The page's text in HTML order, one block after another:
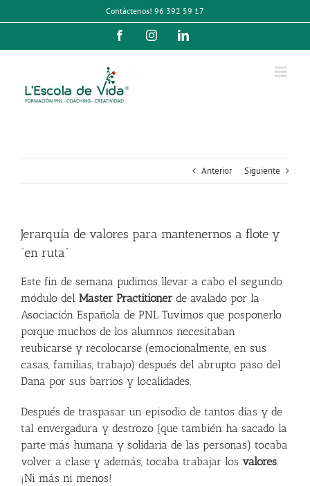
Contáctenos! 96 392 59 17
FacebookInstagramLinkedIn
Anterior Siguiente
Jerarquía de valores para mantenernos a flote y
“en ruta”
Este fin de semana pudimos llevar a cabo el segundo
módulo del Master Practitioner de avalado por la
Asociación Española de PNL Tuvimos que posponerlo
porque muchos de los alumnos necesitaban
reubicarse y recolocarse (emocionalmente, en sus
casas, familias, trabajo) después del abrupto paso del
Dana por sus barrios y localidades.
Después de traspasar un episodio de tantos días y de
tal envergadura y destrozo (que también ha sacado la
parte más humana y solidaria de las personas) tocaba
volver a clase y además, tocaba trabajar los valores.
¡Ni más ni menos!